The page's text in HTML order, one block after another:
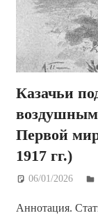
Казачьи
воздушным
Первой
1917 гг.)
06/01/2026
Аннотация.